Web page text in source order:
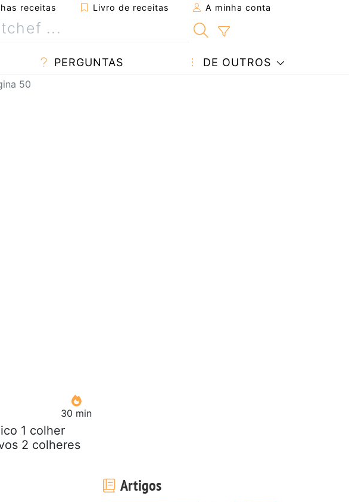
receitas Livro de receitas A minha conta
PERGUNTAS DE OUTROS
50
30 min
1 colher
2 colheres
Artigos